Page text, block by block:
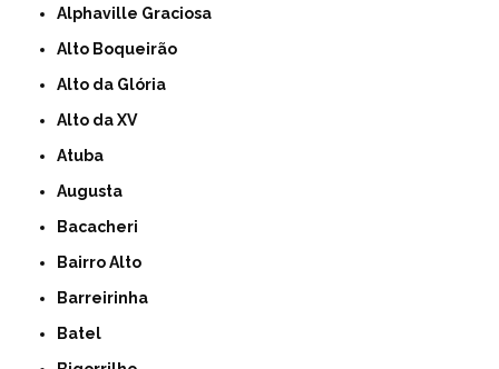
Alphaville Graciosa
Alto Boqueirão
Alto da Glória
Alto da XV
Atuba
Augusta
Bacacheri
Bairro Alto
Barreirinha
Batel